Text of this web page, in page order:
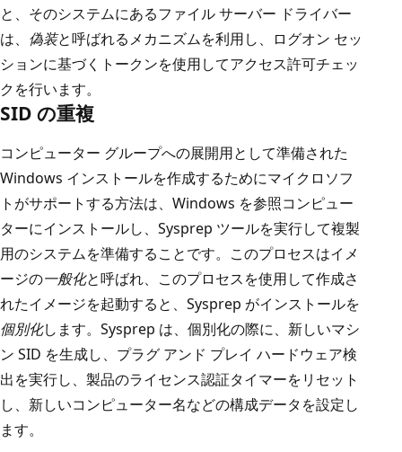
と、そのシステムにあるファイル サーバー ドライバー
は、 偽装と呼ばれるメカニズムを利用し、ログオン セッ
ションに基づくトークンを使用してアクセス許可チェッ
クを行います。
SID の重複
コンピューター グループへの展開用として準備された
Windows インストールを作成するためにマイクロソフ
トがサポートする方法は、Windows を参照コンピュー
ターにインストールし、Sysprep ツールを実行して複製
用のシステムを準備することです。このプロセスはイメ
ージの一般化と呼ばれ、このプロセスを使用して作成さ
れたイメージを起動すると、Sysprep がインストールを
個別化します。Sysprep は、個別化の際に、新しいマシ
ン SID を生成し、プラグ アンド プレイ ハードウェア検
出を実行し、製品のライセンス認証タイマーをリセット
し、新しいコンピューター名などの構成データを設定し
ます。